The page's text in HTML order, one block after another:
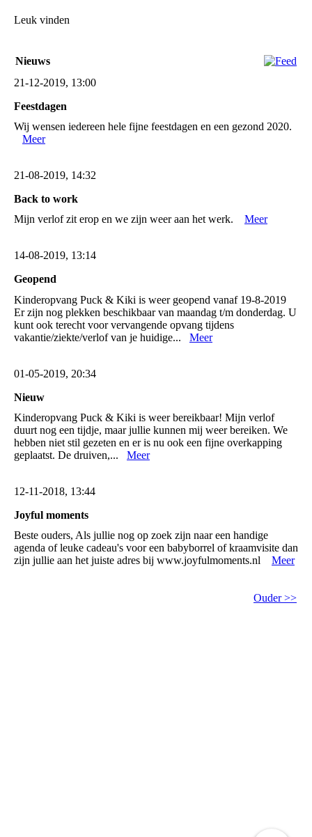
Leuk vinden
Nieuws
21-12-2019, 13:00
Feestdagen
Wij wensen iedereen hele fijne feestdagen en een gezond 2020.
Meer
21-08-2019, 14:32
Back to work
Mijn verlof zit erop en we zijn weer aan het werk. Meer
14-08-2019, 13:14
Geopend
Kinderopvang Puck & Kiki is weer geopend vanaf 19-8-2019
Er zijn nog plekken beschikbaar van maandag t/m donderdag. U
kunt ook terecht voor vervangende opvang tijdens
vakantie/ziekte/verlof van je huidige... Meer
01-05-2019, 20:34
Nieuw
Kinderopvang Puck & Kiki is weer bereikbaar! Mijn verlof
duurt nog een tijdje, maar jullie kunnen mij weer bereiken. We
hebben niet stil gezeten en er is nu ook een fijne overkapping
geplaatst. De druiven,... Meer
12-11-2018, 13:44
Joyful moments
Beste ouders, Als jullie nog op zoek zijn naar een handige
agenda of leuke cadeau's voor een babyborrel of kraamvisite dan
zijn jullie aan het juiste adres bij www.joyfulmoments.nl Meer
Ouder >>